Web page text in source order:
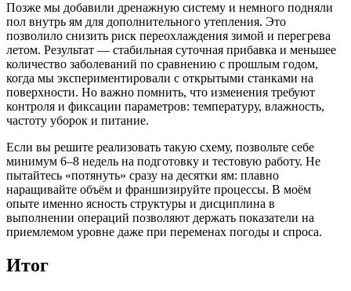
Позже мы добавили дренажную систему и немного подняли
пол внутрь ям для дополнительного утепления. Это
позволило снизить риск переохлаждения зимой и перегрева
летом. Результат — стабильная суточная прибавка и меньшее
количество заболеваний по сравнению с прошлым годом,
когда мы экспериментировали с открытыми станками на
поверхности. Но важно помнить, что изменения требуют
контроля и фиксации параметров: температуру, влажность,
частоту уборок и питание.
Если вы решите реализовать такую схему, позвольте себе
минимум 6–8 недель на подготовку и тестовую работу. Не
пытайтесь «потянуть» сразу на десятки ям: плавно
наращивайте объём и франшизируйте процессы. В моём
опыте именно ясность структуры и дисциплина в
выполнении операций позволяют держать показатели на
приемлемом уровне даже при переменах погоды и спроса.
Итог